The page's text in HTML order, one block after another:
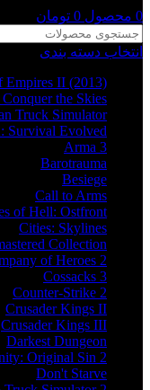
0 محصول 0 تومان
انتخاب دسته بندی
Empires II (2013)
the Skies
Truck Simulator
Survival Evolved
Arma 3
Barotrauma
Besiege
Call to Arms
of Hell: Ostfront
Cities: Skylines
Collection
of Heroes 2
Cossacks 3
Counter-Strike 2
Crusader Kings II
Crusader Kings III
Darkest Dungeon
Original Sin 2
Don't Starve